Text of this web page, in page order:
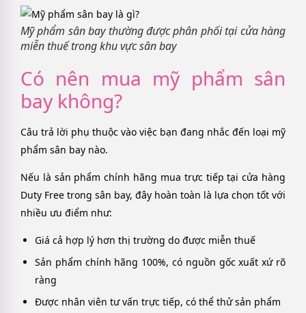
Mỹ phẩm sân bay thường được phân phối tại cửa hàng
miễn thuế trong khu vực sân bay
Có nên mua mỹ phẩm sân
bay không?
Câu trả lời phụ thuộc vào việc bạn đang nhắc đến loại mỹ
phẩm sân bay nào.
Nếu là sản phẩm chính hãng mua trực tiếp tại cửa hàng
Duty Free trong sân bay, đây hoàn toàn là lựa chọn tốt với
nhiều ưu điểm như:
Giá cả hợp lý hơn thị trường do được miễn thuế
Sản phẩm chính hãng 100%, có nguồn gốc xuất xứ rõ
ràng
Được nhân viên tư vấn trực tiếp, có thể thử sản phẩm